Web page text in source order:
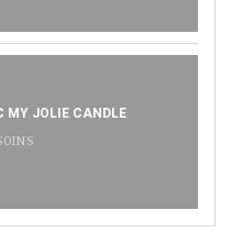
MY JOLIE CANDLE